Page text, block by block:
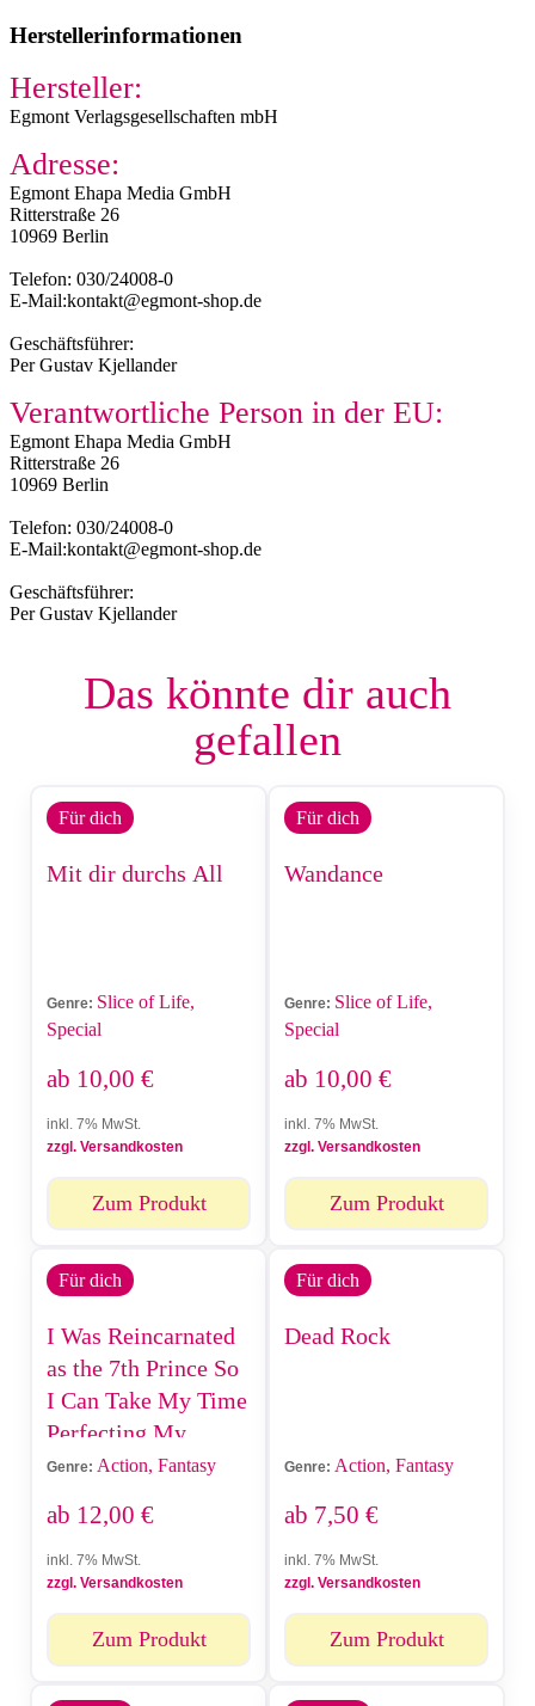
Herstellerinformationen
Hersteller:
Egmont Verlagsgesellschaften mbH
Adresse:
Egmont Ehapa Media GmbH
Ritterstraße 26
10969 Berlin
Telefon: 030/24008-0
E-Mail:kontakt@egmont-shop.de
Geschäftsführer:
Per Gustav Kjellander
Verantwortliche Person in der EU:
Egmont Ehapa Media GmbH
Ritterstraße 26
10969 Berlin
Telefon: 030/24008-0
E-Mail:kontakt@egmont-shop.de
Geschäftsführer:
Per Gustav Kjellander
Das könnte dir auch
gefallen
Für dich
Mit dir durchs All
Genre: Slice of Life,
Special
ab 10,00 €
inkl. 7% MwSt.
zzgl. Versandkosten
Zum Produkt
Für dich
Wandance
Genre: Slice of Life,
Special
ab 10,00 €
inkl. 7% MwSt.
zzgl. Versandkosten
Zum Produkt
Für dich
I Was Reincarnated
as the 7th Prince So
I Can Take My Time
Perfecting My
Magical Ability
Genre: Action, Fantasy
ab 12,00 €
inkl. 7% MwSt.
zzgl. Versandkosten
Zum Produkt
Für dich
Dead Rock
Genre: Action, Fantasy
ab 7,50 €
inkl. 7% MwSt.
zzgl. Versandkosten
Zum Produkt